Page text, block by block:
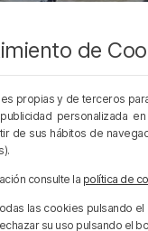
cuerpo sin vida de
de
propias y de terceros
personalizada
de sus hábitos de
consulte la política de
las cookies pulsando el
su uso pulsando el